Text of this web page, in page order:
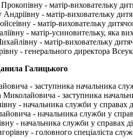
- матір-виховательку
- матір-виховательку
- матір-виховательку
- матір-усиновительку, яка
- матір-виховательку
- генерального директора
Галицького
- заступника начальника
- заступника
- начальника служби у справах
- начальника служби у справах
- начальника служби у справах
- головного спеціаліста